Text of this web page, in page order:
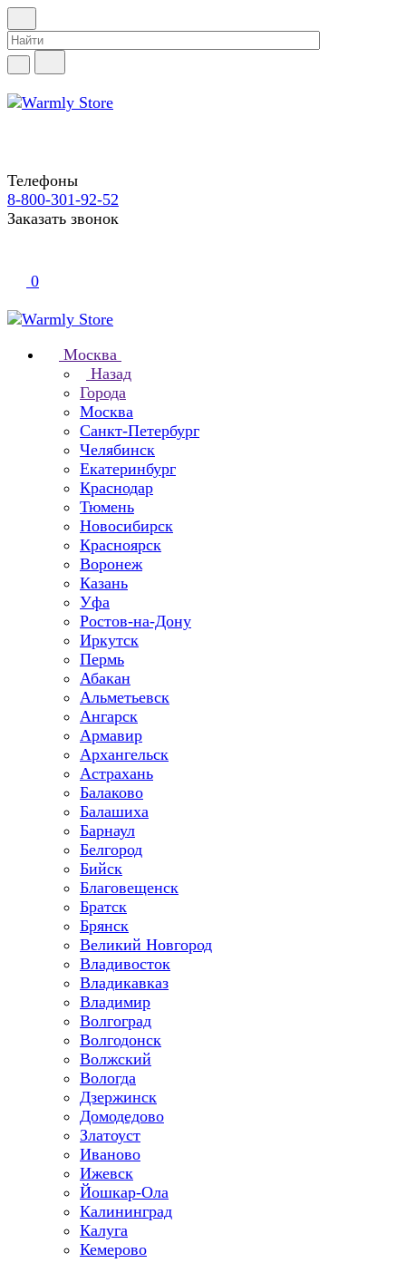
Телефоны
8-800-301-92-52
Заказать звонок
0
Москва
Назад
Города
Москва
Санкт-Петербург
Челябинск
Екатеринбург
Краснодар
Тюмень
Новосибирск
Красноярск
Воронеж
Казань
Уфа
Ростов-на-Дону
Иркутск
Пермь
Абакан
Альметьевск
Ангарск
Армавир
Архангельск
Астрахань
Балаково
Балашиха
Барнаул
Белгород
Бийск
Благовещенск
Братск
Брянск
Великий Новгород
Владивосток
Владикавказ
Владимир
Волгоград
Волгодонск
Волжский
Вологда
Дзержинск
Домодедово
Златоуст
Иваново
Ижевск
Йошкар-Ола
Калининград
Калуга
Кемерово